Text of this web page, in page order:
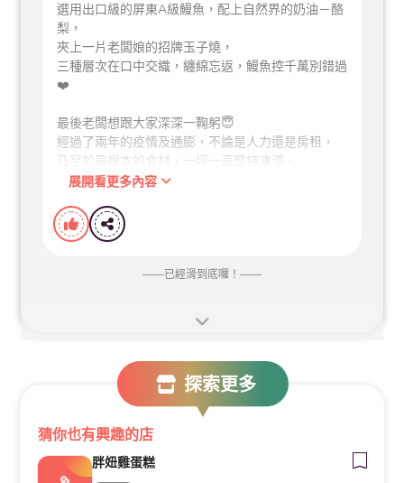
選用出口級的屏東A級鰻魚，配上自然界的奶油－酪
梨，
夾上一片老闆娘的招牌玉子燒，
三種層次在口中交織，纏綿忘返，鰻魚控千萬別錯過
❤️
最後老闆想跟大家深深一鞠躬😇
經過了兩年的疫情及通膨，不論是人力還是房租，
乃至於最根本的食材，一坪一直堅持凍漲．
很抱歉還是擋不住這一波的物價指數💹
友。
展開看更多內容
——已經滑到底囉！ ——
探索更多
猜你也有興趣的店
胖妞雞蛋糕